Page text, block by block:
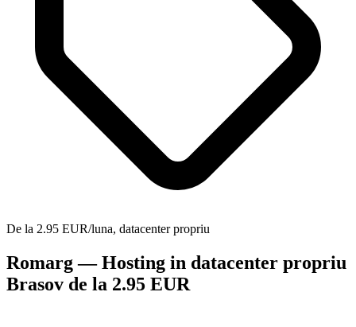
De la 2.95 EUR/luna, datacenter propriu
Romarg — Hosting in datacenter propriu
Brasov de la 2.95 EUR